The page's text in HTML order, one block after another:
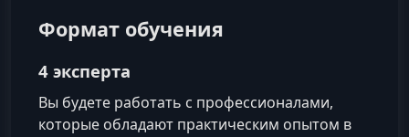
Формат обучения
4 эксперта
Вы будете работать с профессионалами,
которые обладают практическим опытом в